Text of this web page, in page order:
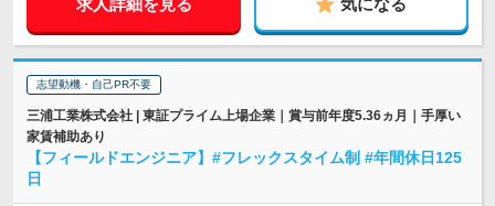
求人詳細を見る 気になる
志望動機・自己PR不要
三浦工業株式会社 | 東証プライム上場企業｜賞与前年度5.36ヵ月｜手厚い
家賃補助あり
【フィールドエンジニア】#フレックスタイム制 #年間休日125
日